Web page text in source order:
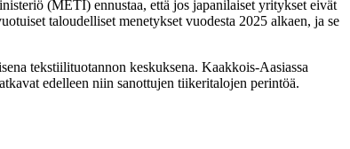
(METI) ennustaa, että jos japanilaiset yritykset eivät
taloudelliset menetykset vuodesta 2025 alkaen, ja se
tekstiilituotannon keskuksena. Kaakkois-Aasiassa
edelleen niin sanottujen tiikeritalojen perintöä.